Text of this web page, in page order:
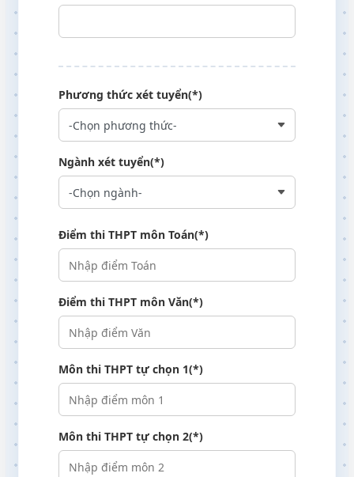
Please leave this field empty.
Phương thức xét tuyển(*)
Ngành xét tuyển(*)
Điểm thi THPT môn Toán(*)
Điểm thi THPT môn Văn(*)
Môn thi THPT tự chọn 1(*)
Môn thi THPT tự chọn 2(*)